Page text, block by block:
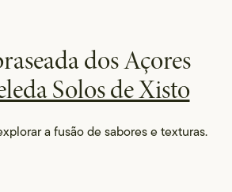
dos Açores
Solos de Xisto
a fusão de sabores e texturas.